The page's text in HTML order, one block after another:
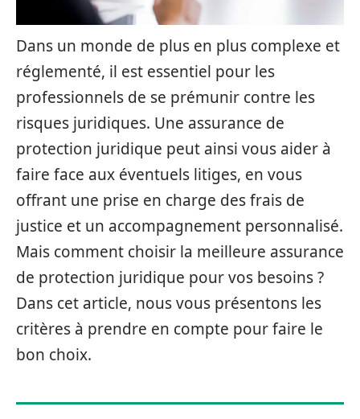
Dans un monde de plus en plus complexe et
réglementé, il est essentiel pour les
professionnels de se prémunir contre les
risques juridiques. Une assurance de
protection juridique peut ainsi vous aider à
faire face aux éventuels litiges, en vous
offrant une prise en charge des frais de
justice et un accompagnement personnalisé.
Mais comment choisir la meilleure assurance
de protection juridique pour vos besoins ?
Dans cet article, nous vous présentons les
critères à prendre en compte pour faire le
bon choix.